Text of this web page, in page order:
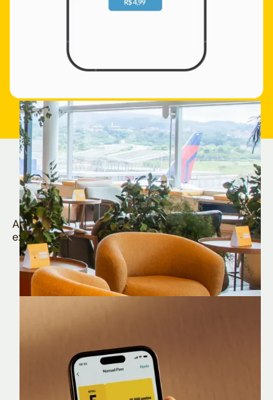
Quem é Nomad tem
muito mais
Aproveite todos os benefícios e vantagens
exclusivas da sua Conta Internacional
Nomad Lounge